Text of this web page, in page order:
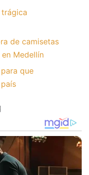
de camisetas
Medellín
que